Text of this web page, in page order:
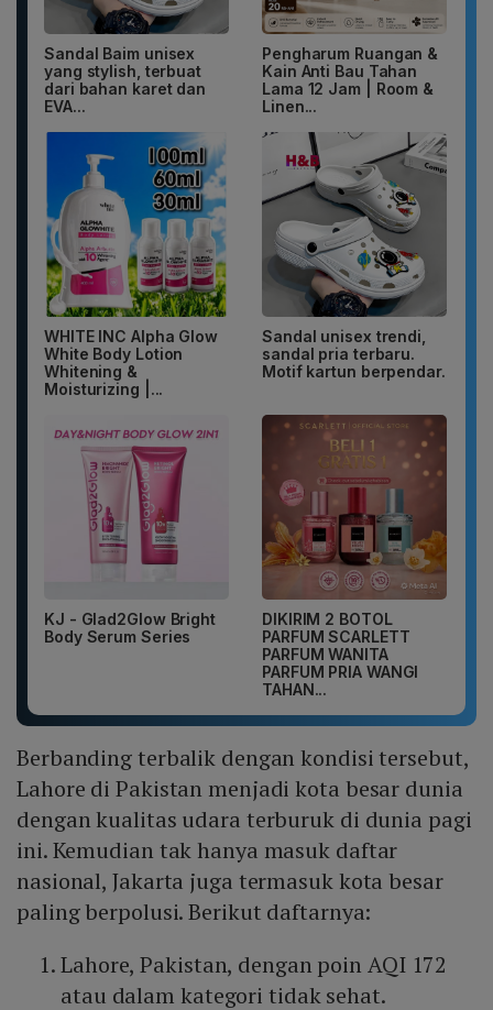
Sandal Baim unisex
yang stylish, terbuat
dari bahan karet dan
EVA...
Pengharum Ruangan &
Kain Anti Bau Tahan
Lama 12 Jam | Room &
Linen...
WHITE INC Alpha Glow
White Body Lotion
Whitening &
Moisturizing |...
Sandal unisex trendi,
sandal pria terbaru.
Motif kartun berpendar.
KJ - Glad2Glow Bright
Body Serum Series
DIKIRIM 2 BOTOL
PARFUM SCARLETT
PARFUM WANITA
PARFUM PRIA WANGI
TAHAN...
Berbanding terbalik dengan kondisi tersebut,
Lahore di Pakistan menjadi kota besar dunia
dengan kualitas udara terburuk di dunia pagi
ini. Kemudian tak hanya masuk daftar
nasional, Jakarta juga termasuk kota besar
paling berpolusi. Berikut daftarnya:
Lahore, Pakistan, dengan poin AQI 172
atau dalam kategori tidak sehat.